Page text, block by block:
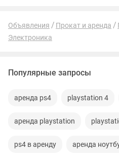
Объявления Прокат и аренда
Электроника
Популярные запросы
аренда ps4 playstation 4
аренда playstation
ps4 в аренду аренда